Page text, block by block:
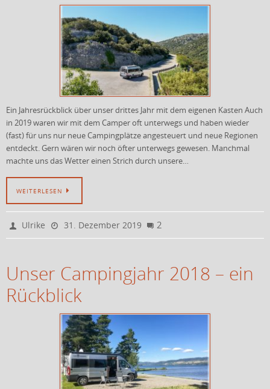
Ein Jahresrückblick über unser drittes Jahr mit dem eigenen Kasten Auch
in 2019 waren wir mit dem Camper oft unterwegs und haben wieder
(fast) für uns nur neue Campingplätze angesteuert und neue Regionen
entdeckt. Gern wären wir noch öfter unterwegs gewesen. Manchmal
machte uns das Wetter einen Strich durch unsere…
WEITERLESEN
Ulrike 31. Dezember 2019 2
Unser Campingjahr 2018 – ein
Rückblick